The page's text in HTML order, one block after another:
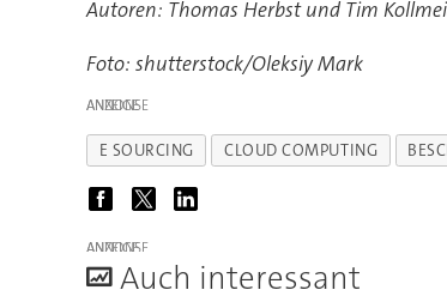
Autoren: Thomas Herbst und Tim
Foto: shutterstock/Oleksiy Mark
ANZEIGE
E SOURCING CLOUD COMPUTING
ANZEIGE
Auch interessant